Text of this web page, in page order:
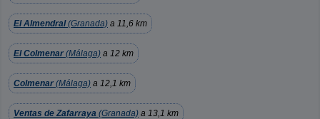
El Almendral(Granada) a 11,6 km
El Colmenar (Málaga) a 12 km
Colmenar (Málaga) a 12,1 km
Ventas de Zafarraya (Granada) a 13,1 km